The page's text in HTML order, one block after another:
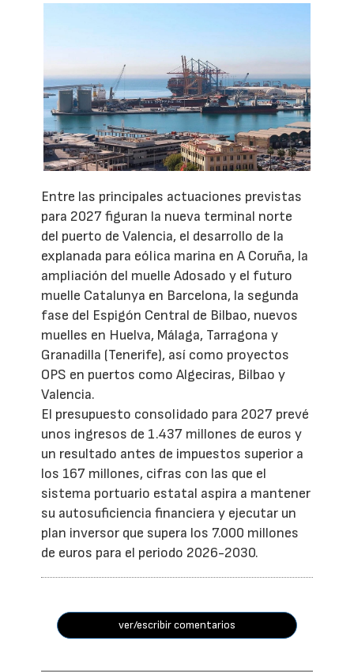
Entre las principales actuaciones previstas
para 2027 figuran la nueva terminal norte
del puerto de Valencia, el desarrollo de la
explanada para eólica marina en A Coruña, la
ampliación del muelle Adosado y el futuro
muelle Catalunya en Barcelona, la segunda
fase del Espigón Central de Bilbao, nuevos
muelles en Huelva, Málaga, Tarragona y
Granadilla (Tenerife), así como proyectos
OPS en puertos como Algeciras, Bilbao y
Valencia.
El presupuesto consolidado para 2027 prevé
unos ingresos de 1.437 millones de euros y
un resultado antes de impuestos superior a
los 167 millones, cifras con las que el
sistema portuario estatal aspira a mantener
su autosuficiencia financiera y ejecutar un
plan inversor que supera los 7.000 millones
de euros para el periodo 2026-2030.
ver/escribir comentarios